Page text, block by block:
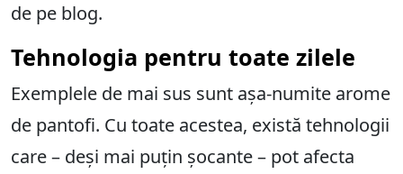
de pe blog.
Tehnologia pentru toate zilele
Exemplele de mai sus sunt așa-numite arome
de pantofi. Cu toate acestea, există tehnologii
care – deși mai puțin șocante – pot afecta